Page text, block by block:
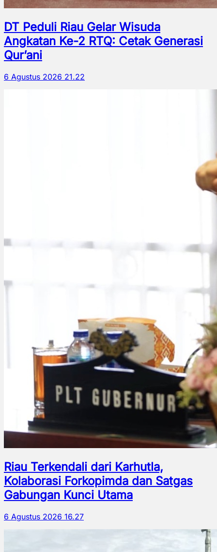
DT Peduli Riau Gelar Wisuda
Angkatan Ke-2 RTQ: Cetak Generasi
Qur’ani
6 Agustus 2026 21.22
Riau Terkendali dari Karhutla,
Kolaborasi Forkopimda dan Satgas
Gabungan Kunci Utama
6 Agustus 2026 16.27